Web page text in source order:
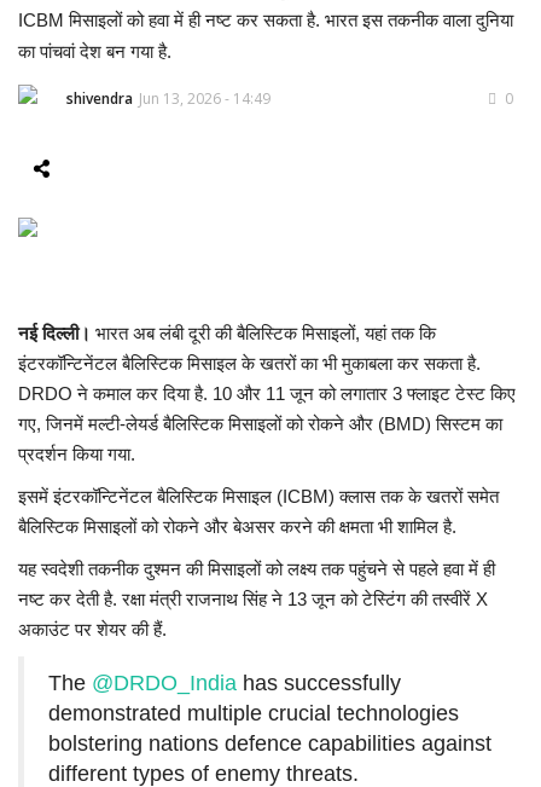
About Us
देश
मध्यप्रदेश
मनोरंजन
लाइफस्टाइल
खेल
ब्रेकिंग न्यूज़
व्यापार
टेक न्यूज़
ICBM मिसाइलों को हवा में ही नष्ट कर सकता है. भारत इस तकनीक वाला दुनिया
का पांचवां देश बन गया है.
shivendra Jun 13, 2026 - 14:49 0
नई दिल्ली। भारत अब लंबी दूरी की बैलिस्टिक मिसाइलों, यहां तक कि
इंटरकॉन्टिनेंटल बैलिस्टिक मिसाइल के खतरों का भी मुकाबला कर सकता है.
DRDO ने कमाल कर दिया है. 10 और 11 जून को लगातार 3 फ्लाइट टेस्ट किए
गए, जिनमें मल्टी-लेयर्ड बैलिस्टिक मिसाइलों को रोकने और (BMD) सिस्टम का
प्रदर्शन किया गया.
इसमें इंटरकॉन्टिनेंटल बैलिस्टिक मिसाइल (ICBM) क्लास तक के खतरों समेत
बैलिस्टिक मिसाइलों को रोकने और बेअसर करने की क्षमता भी शामिल है.
यह स्वदेशी तकनीक दुश्मन की मिसाइलों को लक्ष्य तक पहुंचने से पहले हवा में ही
नष्ट कर देती है. रक्षा मंत्री राजनाथ सिंह ने 13 जून को टेस्टिंग की तस्वीरें X
अकाउंट पर शेयर की हैं.
The @DRDO_India has successfully
demonstrated multiple crucial technologies
bolstering nations defence capabilities against
different types of enemy threats.